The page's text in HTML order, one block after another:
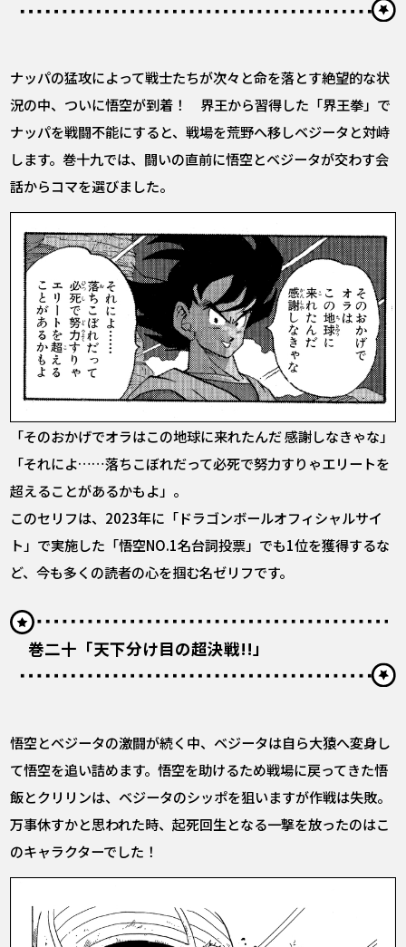
ナッパの猛攻によって戦士たちが次々と命を落とす絶望的な状
況の中、ついに悟空が到着！ 界王から習得した「界王拳」で
ナッパを戦闘不能にすると、戦場を荒野へ移しベジータと対峙
します。巻十九では、闘いの直前に悟空とベジータが交わす会
話からコマを選びました。
「そのおかげでオラはこの地球に来れたんだ 感謝しなきゃな」
「それによ……落ちこぼれだって必死で努力すりゃエリートを
超えることがあるかもよ」。
このセリフは、2023年に「ドラゴンボールオフィシャルサイ
ト」で実施した「悟空NO.1名台詞投票」でも1位を獲得するな
ど、今も多くの読者の心を掴む名ゼリフです。
巻二十「天下分け目の超決戦!!」
悟空とベジータの激闘が続く中、ベジータは自ら大猿へ変身し
て悟空を追い詰めます。悟空を助けるため戦場に戻ってきた悟
飯とクリリンは、ベジータのシッポを狙いますが作戦は失敗。
万事休すかと思われた時、起死回生となる一撃を放ったのはこ
のキャラクターでした！